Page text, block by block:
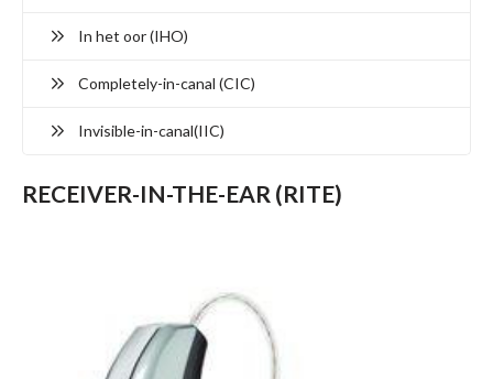
In het oor (IHO)
Completely-in-canal (CIC)
Invisible-in-canal(IIC)
RECEIVER-IN-THE-EAR (RITE)